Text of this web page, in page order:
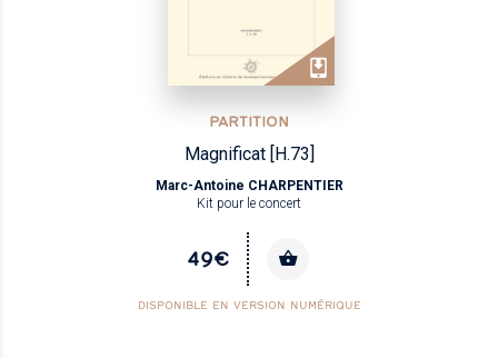
PARTITION
Magnificat [H.73]
Marc-Antoine CHARPENTIER
Kit pour le concert
49€
DISPONIBLE EN VERSION NUMÉRIQUE